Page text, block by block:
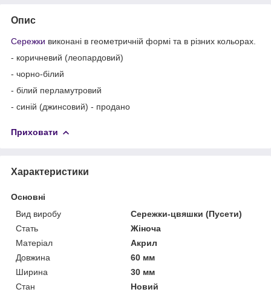
Опис
Сережки виконані в геометричній формі та в різних кольорах.
- коричневий (леопардовий)
- чорно-білий
- білий перламутровий
- синій (джинсовий) - продано
Приховати
Характеристики
Основні
Вид виробу
Сережки-цвяшки (Пусети)
Стать
Жіноча
Матеріал
Акрил
Довжина
60 мм
Ширина
30 мм
Стан
Новий